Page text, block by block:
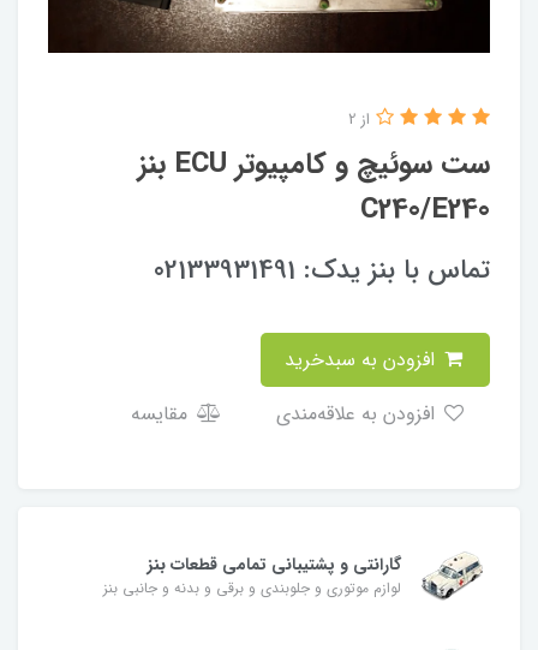
ست سوئیچ و کامپیوتر ECU بنز
C240/E240
از 2
تماس با بنز یدک: 02133931491
مقایسه
گارانتی و پشتیبانی تمامی قطعات بنز
لوازم موتوری و جلوبندی و برقی و بدنه و جانبی بنز